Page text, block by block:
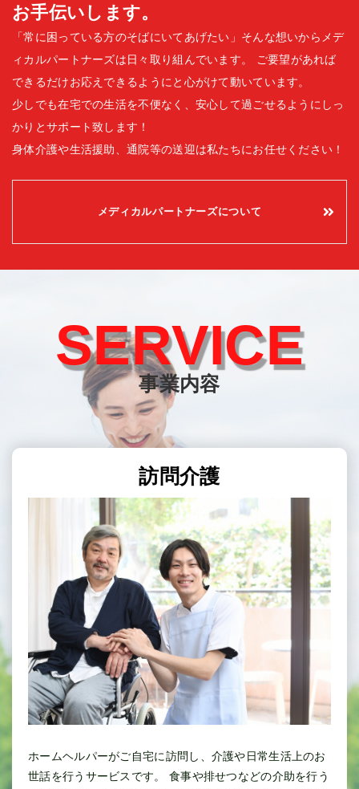
お手伝いします。
「常に困っている方のそばにいてあげたい」そんな想いからメデ
ィカルパートナーズは日々取り組んでいます。
ご要望があれば
できるだけお応えできるようにと心がけて動いています。
少しでも在宅での生活を不便なく、安心して過ごせるようにしっ
かりとサポート致します！
身体介護や生活援助、通院等の送迎は私たちにお任せください！
メディカルパートナーズについて
事業内容
SERVICE
訪問介護
ホームヘルパーがご自宅に訪問し、介護や日常生活上のお
世話を行うサービスです。 食事や排せつなどの介助を行う